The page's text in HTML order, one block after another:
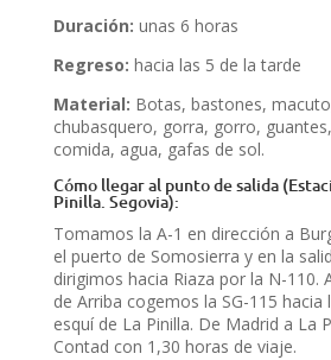
Duración: unas 6 horas
Regreso: hacia las 5 de la tarde
Material: Botas, bastones,
chubasquero, gorra, gorro,
comida, agua, gafas de sol.
Cómo llegar al punto de salida
Pinilla. Segovia):
Tomamos la A-1 en dirección a
el puerto de Somosierra y en la
dirigimos hacia Riaza por la N-110.
de Arriba cogemos la SG-115 hacia
esquí de La Pinilla. De Madrid a La
Contad con 1,30 horas de viaje.